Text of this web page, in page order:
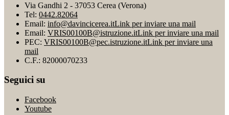
Via Gandhi 2 - 37053 Cerea (Verona)
Tel: 0442.82064
Email: info@davincicerea.itLink per inviare una mail
Email: VRIS00100B@istruzione.itLink per inviare una mail
PEC: VRIS00100B@pec.istruzione.itLink per inviare una
mail
C.F.: 82000070233
Seguici su
Facebook
Youtube